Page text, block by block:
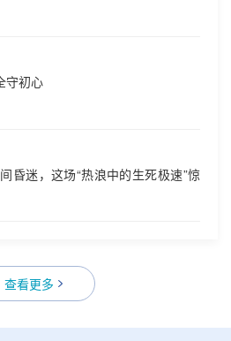
守初心
迷，这场“热浪中的生死极速”惊
查看更多